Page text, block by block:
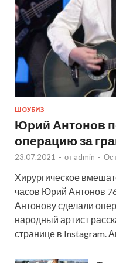
ШОУБИЗ
Юрий Антонов
операцию за
23.07.2021 - от admin -
Хирургическое
часов Юрий Антонов
Антонову сделали
народный артист
странице в Instagram.